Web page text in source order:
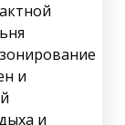
и
и